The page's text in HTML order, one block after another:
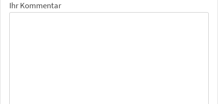
Ihr Kommentar